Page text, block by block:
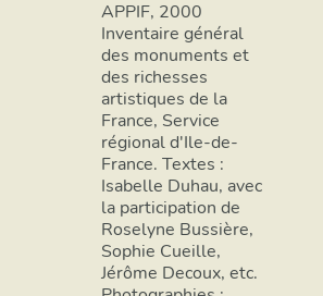
APPIF, 2000
Inventaire général
des monuments et
des richesses
artistiques de la
France, Service
régional d'Ile-de-
France. Textes :
Isabelle Duhau, avec
la participation de
Roselyne Bussière,
Sophie Cueille,
Jérôme Decoux, etc.